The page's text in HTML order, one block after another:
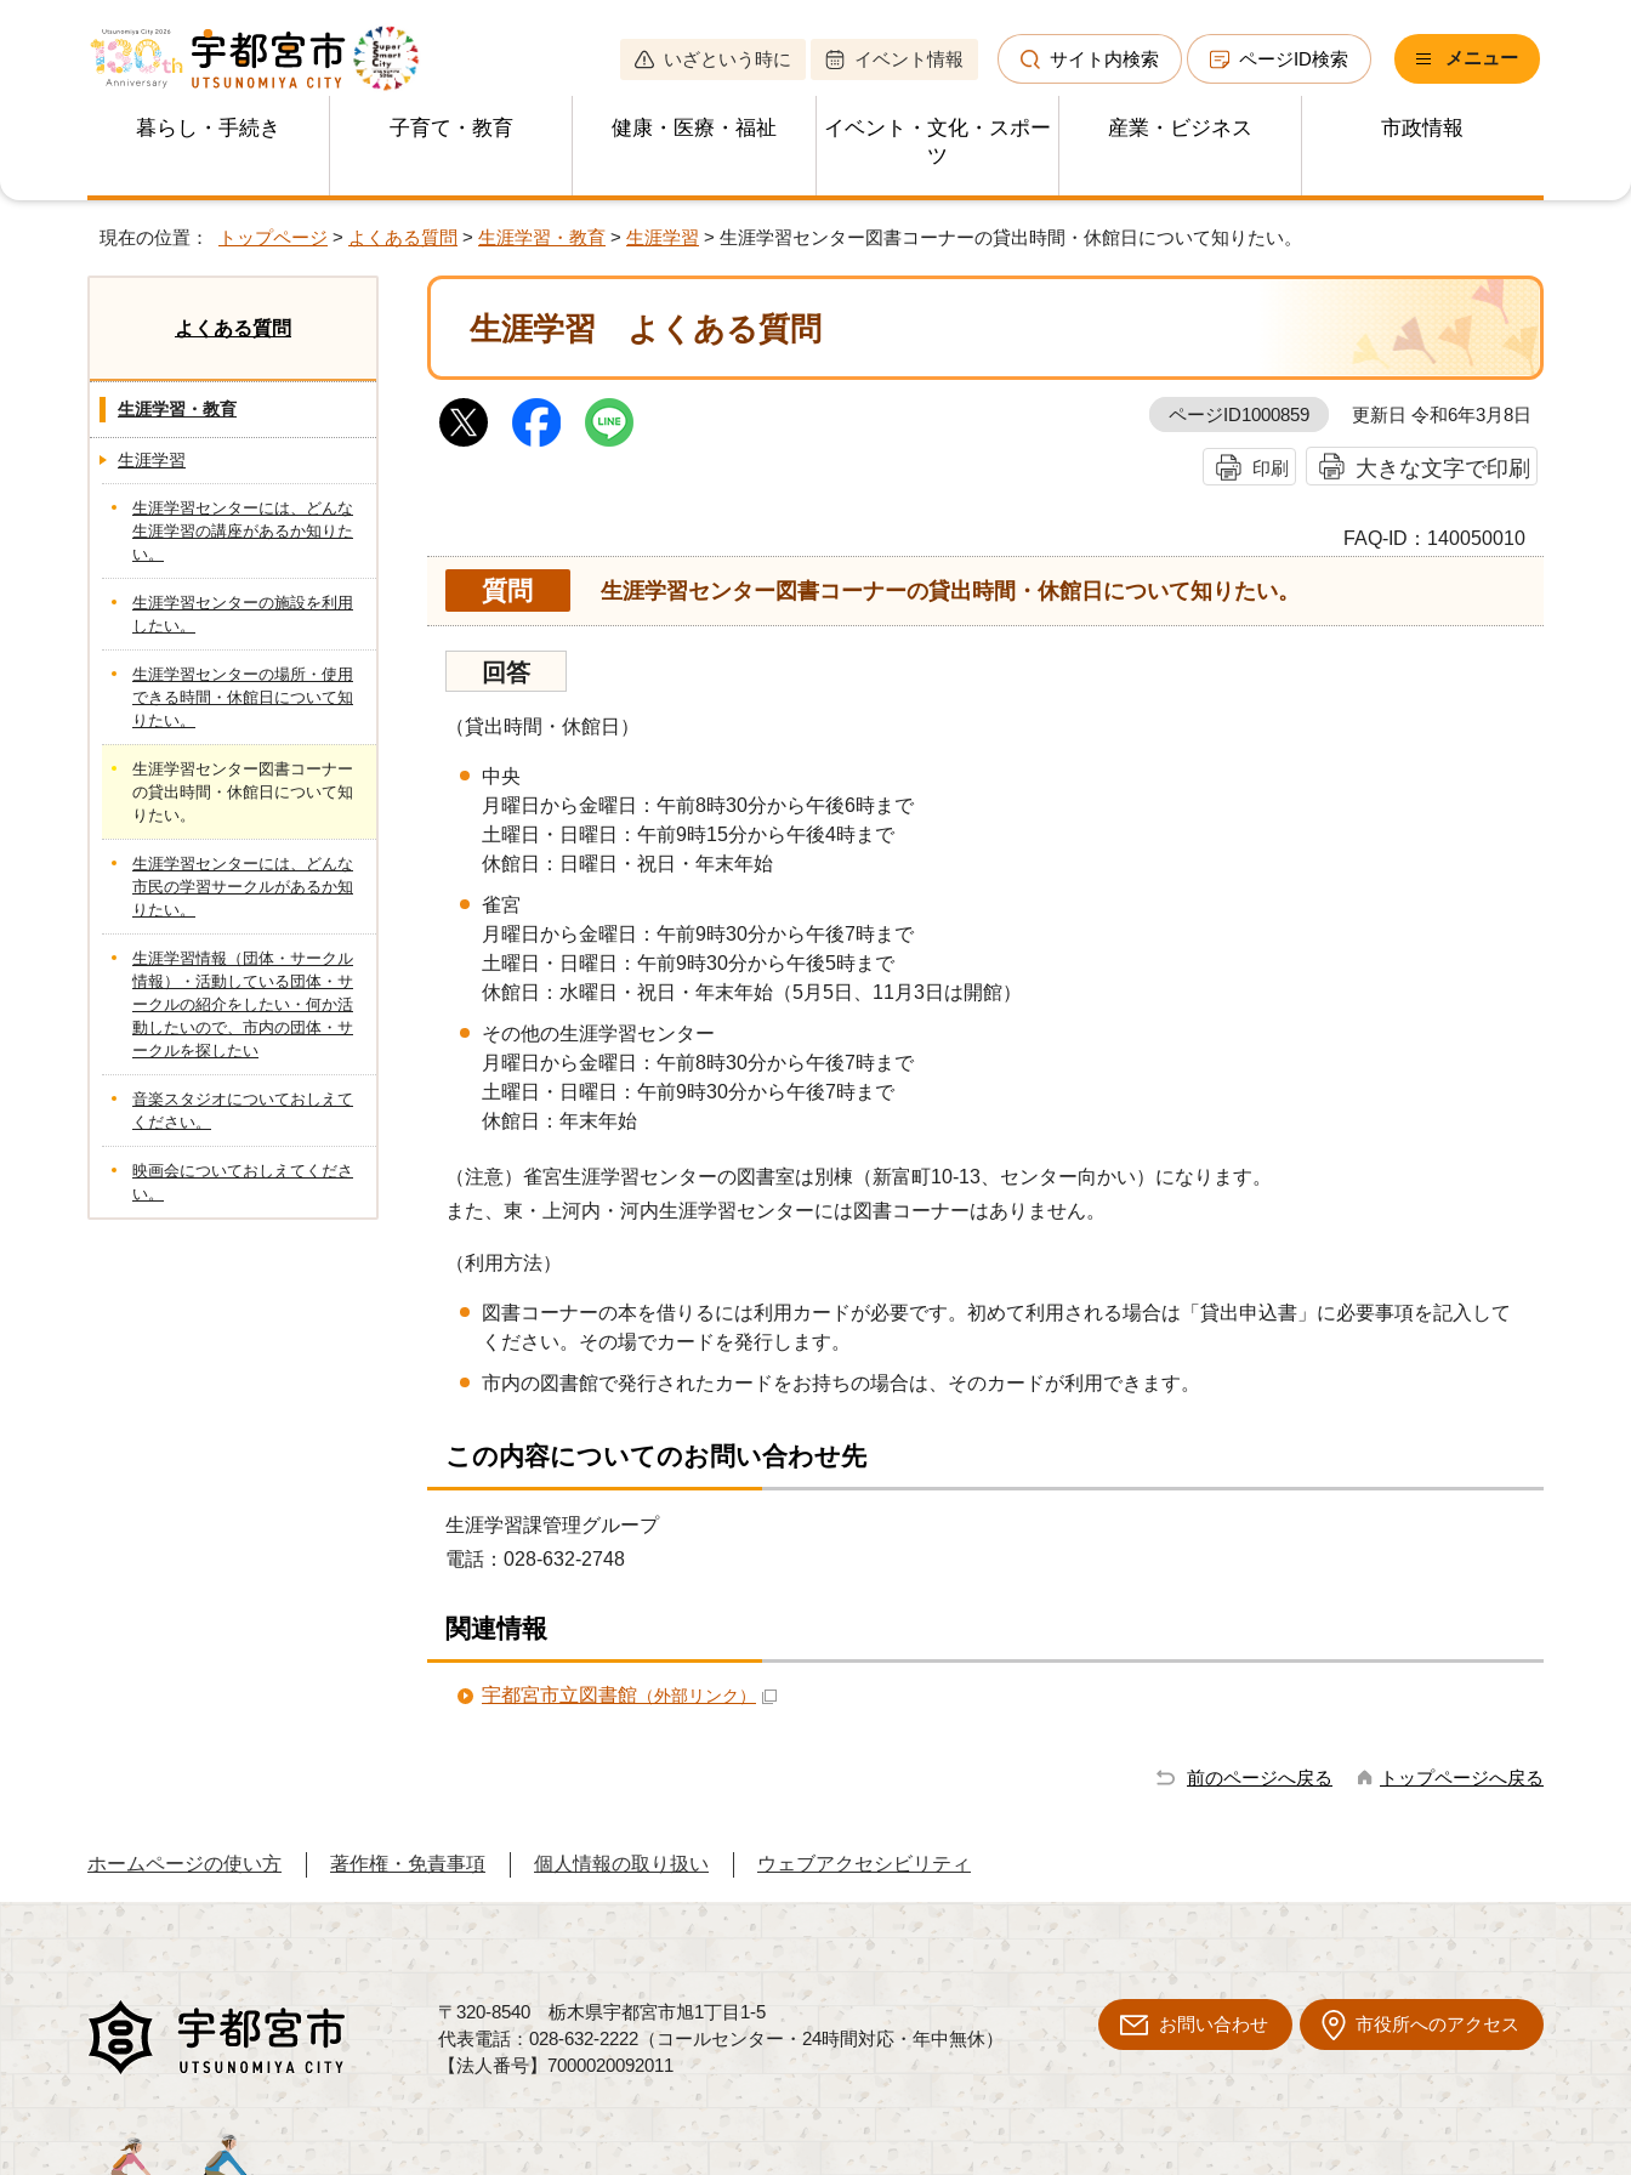
いざという時に イベント情報 サイト内検索 ページID検索 メニュー
暮らし・手続き 子育て・教育 健康・医療・福祉
イベント・文化・スポー
ツ
産業・ビジネス 市政情報
現在の位置： トップページ > よくある質問 > 生涯学習・教育 > 生涯学習 > 生涯学習センター図書コーナーの貸出時間・休館日について知りたい。
生涯学習 よくある質問
ページID1000859 更新日 令和6年3月8日
印刷 大きな文字で印刷
FAQ-ID：140050010
質問 生涯学習センター図書コーナーの貸出時間・休館日について知りたい。
回答
（貸出時間・休館日）
中央
月曜日から金曜日：午前8時30分から午後6時まで
土曜日・日曜日：午前9時15分から午後4時まで
休館日：日曜日・祝日・年末年始
雀宮
月曜日から金曜日：午前9時30分から午後7時まで
土曜日・日曜日：午前9時30分から午後5時まで
休館日：水曜日・祝日・年末年始（5月5日、11月3日は開館）
その他の生涯学習センター
月曜日から金曜日：午前8時30分から午後7時まで
土曜日・日曜日：午前9時30分から午後7時まで
休館日：年末年始
（注意）雀宮生涯学習センターの図書室は別棟（新富町10-13、センター向かい）になります。
また、東・上河内・河内生涯学習センターには図書コーナーはありません。
（利用方法）
図書コーナーの本を借りるには利用カードが必要です。初めて利用される場合は「貸出申込書」に必要事項を記入して
ください。その場でカードを発行します。
市内の図書館で発行されたカードをお持ちの場合は、そのカードが利用できます。
この内容についてのお問い合わせ先
生涯学習課管理グループ
電話：028-632-2748
関連情報
宇都宮市立図書館 （外部リンク）
よくある質問
生涯学習・教育
生涯学習
生涯学習センターには、どんな
生涯学習の講座があるか知りた
い。
生涯学習センターの施設を利用
したい。
生涯学習センターの場所・使用
できる時間・休館日について知
りたい。
生涯学習センター図書コーナー
の貸出時間・休館日について知
りたい。
生涯学習センターには、どんな
市民の学習サークルがあるか知
りたい。
生涯学習情報（団体・サークル
情報）・活動している団体・サ
ークルの紹介をしたい・何か活
動したいので、市内の団体・サ
ークルを探したい
音楽スタジオについておしえて
ください。
映画会についておしえてくださ
い。
前のページへ戻る トップページへ戻る
ホームページの使い方 著作権・免責事項 個人情報の取り扱い ウェブアクセシビリティ
〒320-8540 栃木県宇都宮市旭1丁目1-5
代表電話：028-632-2222（コールセンター・24時間対応・年中無休）
【法人番号】7000020092011
お問い合わせ 市役所へのアクセス